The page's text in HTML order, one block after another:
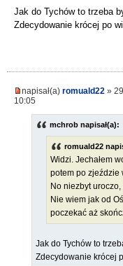
Jak do Tychów to trzeba
Zdecydowanie krócej po
napisał(a) romuald22 »
10:05
mchrob napisał(a):
romuald22
Widzi. Jechałem
potem po zjeździe
No niezbyt
Nie wiem jak od
poczekać aż
Jak do Tychów to
Zdecydowanie krócej